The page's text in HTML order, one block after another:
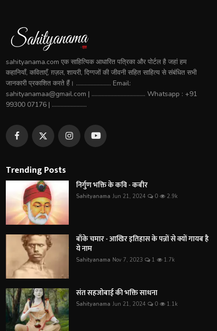
sahityanama.com एक साहित्यिक आधारित पत्रिका और पोर्टल है जहां हम
कहानियाँ, कविताएँ, ग़ज़ल, शायरी, दिग्गजों की जीवनी सहित साहित्य से संबंधित सभी
जानकारी प्रकाशित करते हैं। ........................ Email:
sahityanamaa@gmail.com | ..................................... Whatsapp : +91
99300 07176 | ........................
Trending Posts
निर्गुण भक्ति के कवि - कबीर
Sahityanama Jun 21, 2024 0 2.9k
बाँके चमार - आखिर इतिहास के पन्नों से क्यों गायब है
ये नाम
Sahityanama Nov 7, 2023 1 1.7k
संत सहजोबाई की भक्ति साधना
Sahityanama Jun 21, 2024 0 1.1k